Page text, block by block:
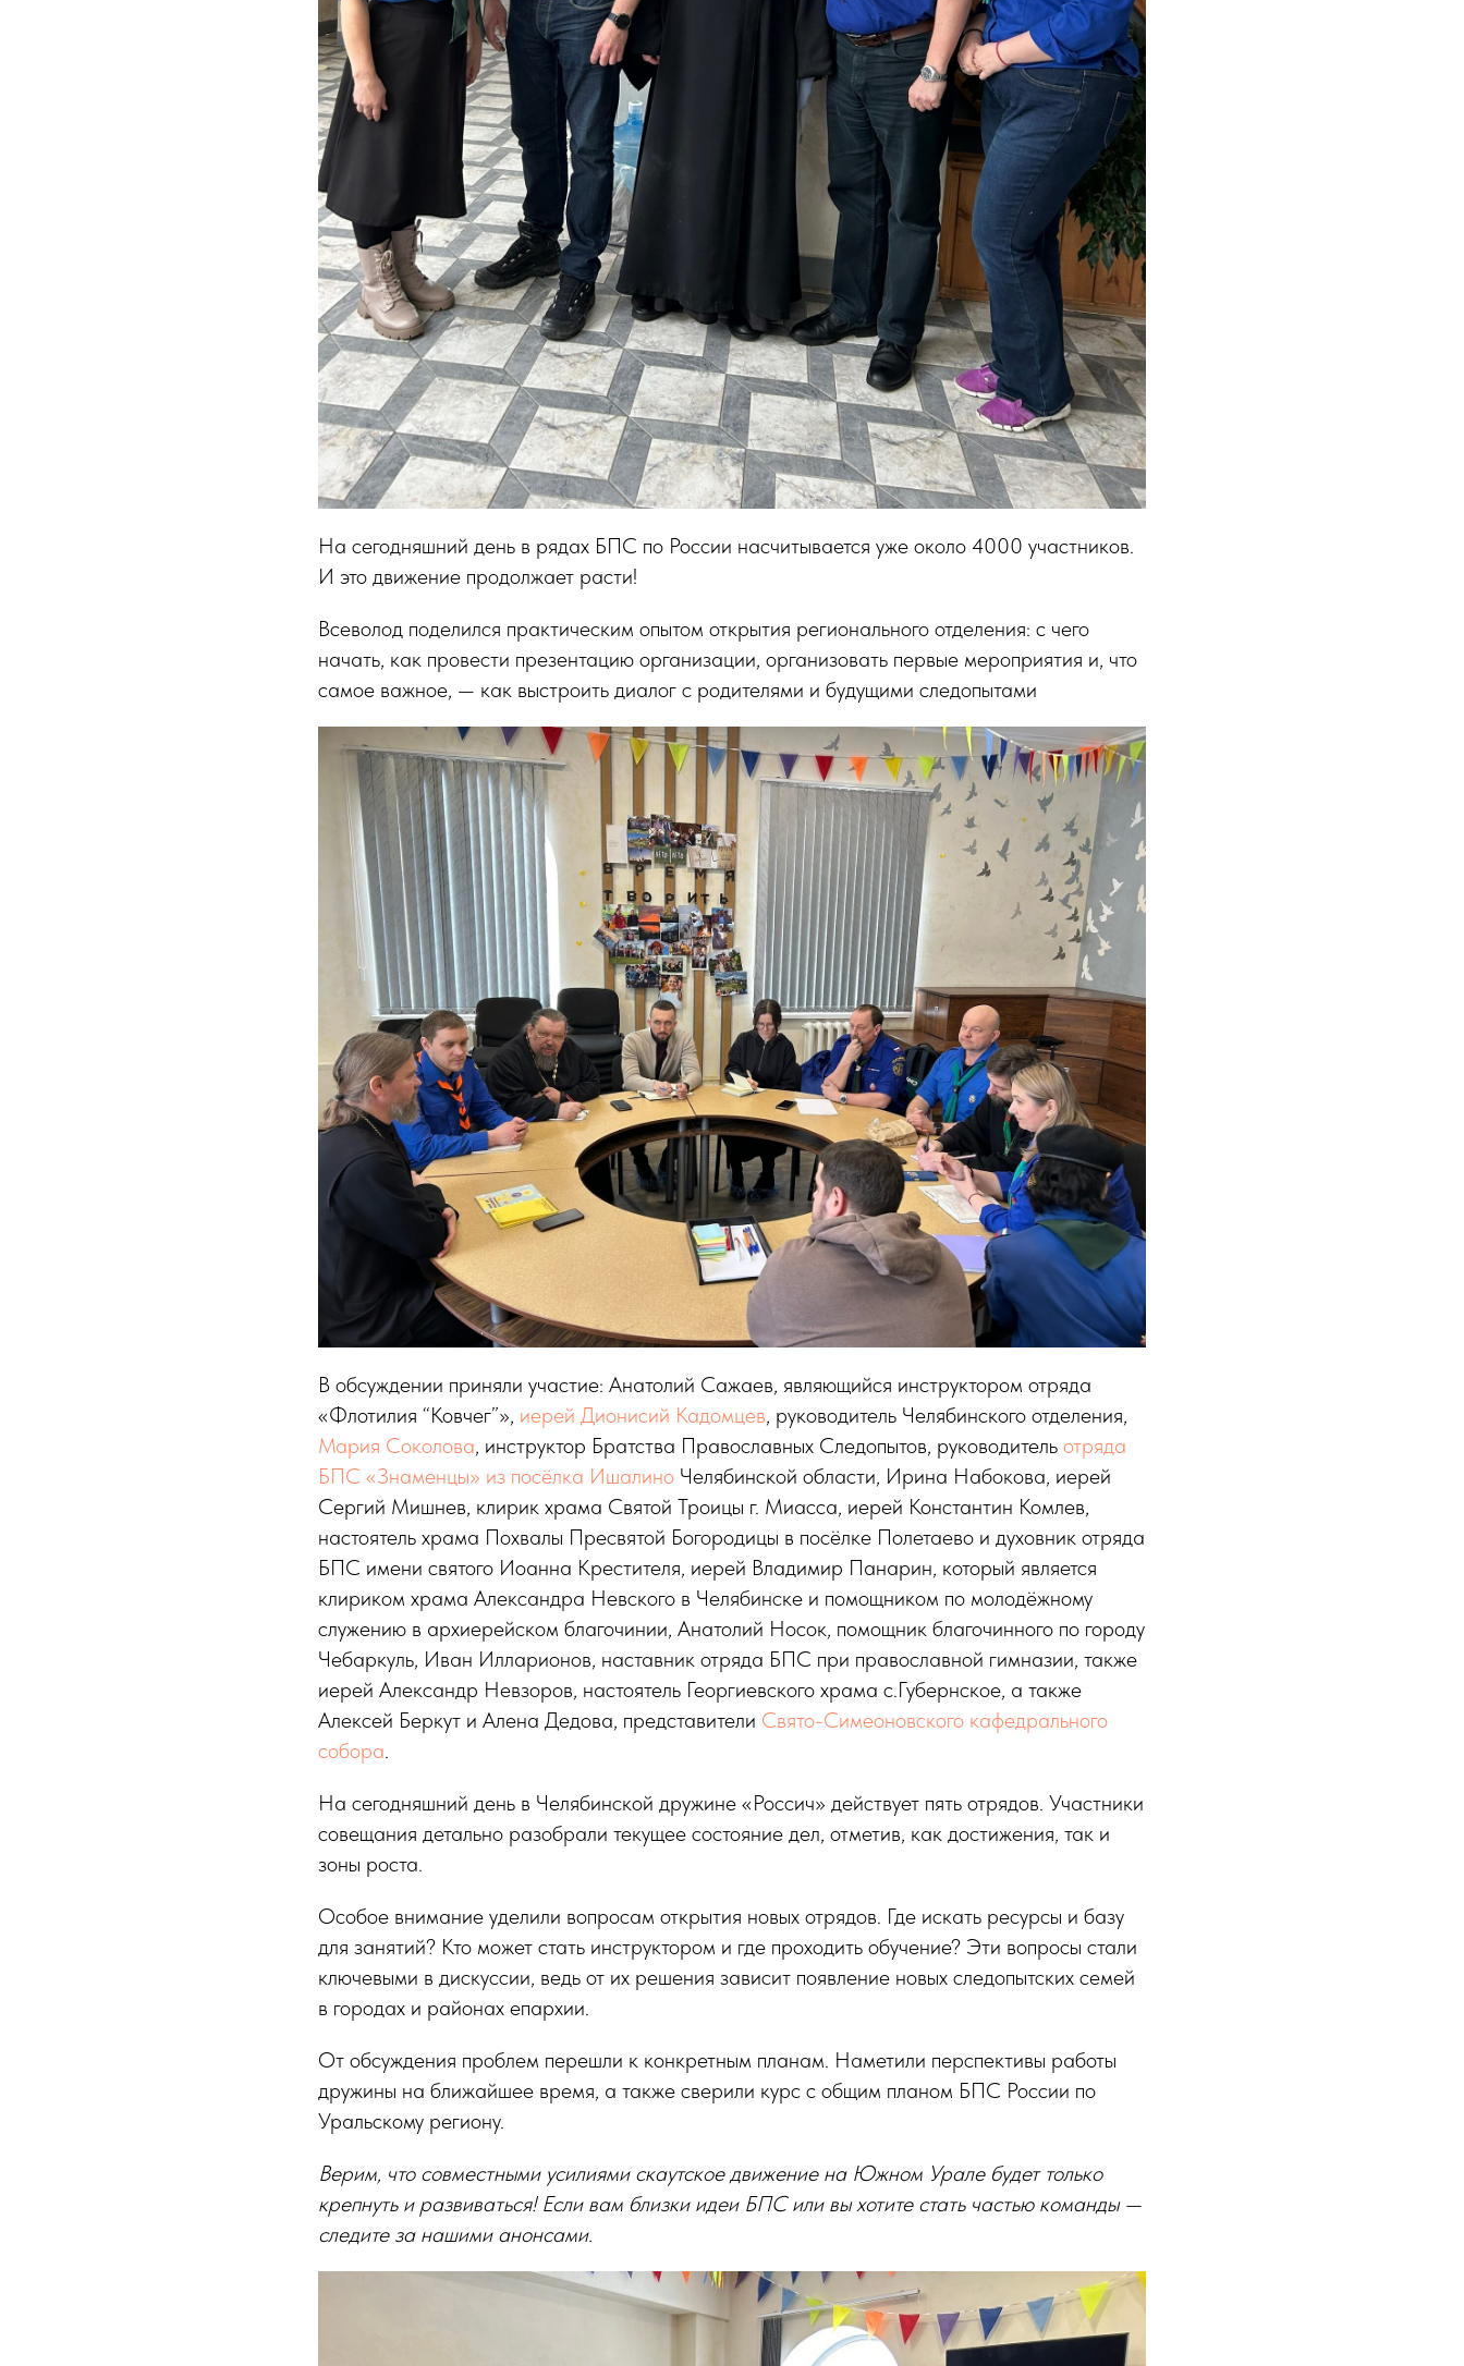
На сегодняшний день в рядах БПС по России насчитывается уже около 4000 участников.
И это движение продолжает расти!
Всеволод поделился практическим опытом открытия регионального отделения: с чего
начать, как провести презентацию организации, организовать первые мероприятия и, что
самое важное, — как выстроить диалог с родителями и будущими следопытами
В обсуждении приняли участие: Анатолий Сажаев, являющийся инструктором отряда
«Флотилия “Ковчег”», иерей Дионисий Кадомцев, руководитель Челябинского отделения,
Мария Соколова, инструктор Братства Православных Следопытов, руководитель отряда
БПС «Знаменцы» из посёлка Ишалино Челябинской области, Ирина Набокова, иерей
Сергий Мишнев, клирик храма Святой Троицы г. Миасса, иерей Константин Комлев,
настоятель храма Похвалы Пресвятой Богородицы в посёлке Полетаево и духовник отряда
БПС имени святого Иоанна Крестителя, иерей Владимир Панарин, который является
клириком храма Александра Невского в Челябинске и помощником по молодёжному
служению в архиерейском благочинии, Анатолий Носок, помощник благочинного по городу
Чебаркуль, Иван Илларионов, наставник отряда БПС при православной гимназии, также
иерей Александр Невзоров, настоятель Георгиевского храма с.Губернское, а также
Алексей Беркут и Алена Дедова, представители Свято-Симеоновского кафедрального
собора.
На сегодняшний день в Челябинской дружине «Россич» действует пять отрядов. Участники
совещания детально разобрали текущее состояние дел, отметив, как достижения, так и
зоны роста.
Особое внимание уделили вопросам открытия новых отрядов. Где искать ресурсы и базу
для занятий? Кто может стать инструктором и где проходить обучение? Эти вопросы стали
ключевыми в дискуссии, ведь от их решения зависит появление новых следопытских семей
в городах и районах епархии.
От обсуждения проблем перешли к конкретным планам. Наметили перспективы работы
дружины на ближайшее время, а также сверили курс с общим планом БПС России по
Уральскому региону.
Верим, что совместными усилиями скаутское движение на Южном Урале будет только
крепнуть и развиваться! Если вам близки идеи БПС или вы хотите стать частью команды —
следите за нашими анонсами.